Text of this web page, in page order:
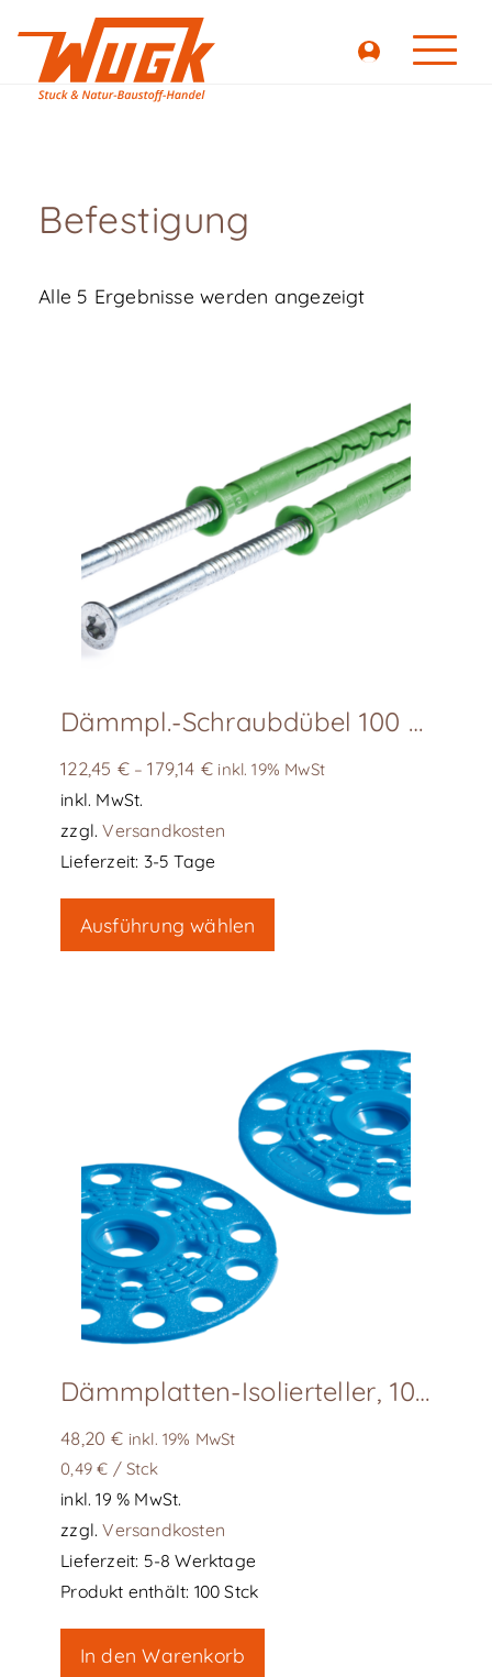
Befestigung
Alle 5 Ergebnisse werden angezeigt
Dämmpl.-Schraubdübel 100 Stk/Karton EJOT
122,45 €–179,14 € inkl. 19% MwSt
inkl. MwSt.
zzgl.Versandkosten
Lieferzeit: 3-5 Tage
Ausführung wählen
auf.
Die
Optionen
können
auf
der
Produktseite
Dämmplatten-Isolierteller, 100 Stk/Karton
48,20€ inkl. 19% MwSt
0,49€ / Stck
inkl. 19 % MwSt.
zzgl.Versandkosten
Lieferzeit: 5-8 Werktage
Produkt enthält: 100Stck
In den Warenkorb